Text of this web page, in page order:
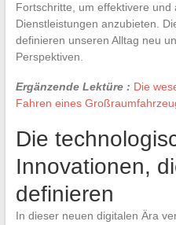
Fortschritte, um effektivere und
Dienstleistungen anzubieten.
definieren unseren Alltag neu
Perspektiven.
Ergänzende Lektüre : Die
Fahren eines
Die
Innovationen,
definieren
In dieser neuen digitalen Ära